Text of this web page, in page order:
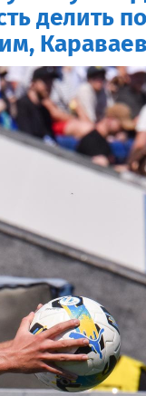
делить